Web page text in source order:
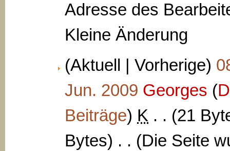
Adresse des
Kleine Änderung
(Aktuell | Vorherige)
Jun. 2009 Georges (
Beiträge) K . . (21
Bytes) . . (Die Seite